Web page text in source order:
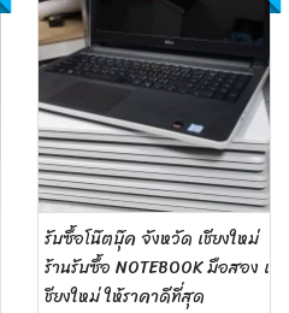
รับซื้อโน๊ตบุ๊ค จังหวัด เชียงใหม่
ร้านรับซื้อ NOTEBOOK มือสอง เ
ชียงใหม่ ให้ราคาดีที่สุด